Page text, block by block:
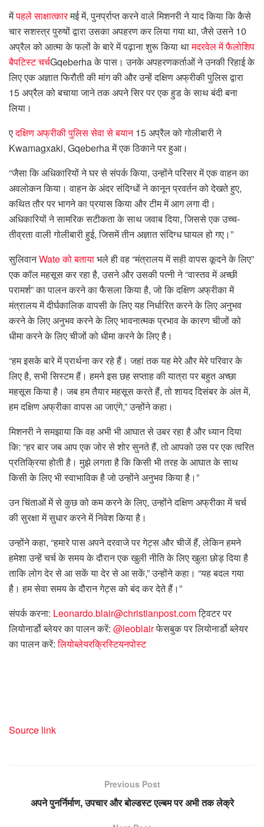
मेंपहले साक्षात्कारमई में, पुनर्प्राप्त करने वाले मिशनरी ने याद किया कि कैसे
चार सशस्त्र पुरुषों द्वारा उसका अपहरण कर लिया गया था, जैसे उसने 10
अप्रैल को आत्मा के फलों के बारे में पढ़ाना शुरू किया थामदरवेल में फैलोशिप
बैपटिस्ट चर्चGqeberha के पास। उनके अपहरणकर्ताओं ने उनकी रिहाई के
लिए एक अज्ञात फिरौती की मांग की और उन्हें दक्षिण अफ्रीकी पुलिस द्वारा
15 अप्रैल को बचाया जाने तक अपने सिर पर एक हुड के साथ बंदी बना
लिया।
एदक्षिण अफ्रीकी पुलिस सेवा से बयान15 अप्रैल को गोलीबारी ने
Kwamagxaki, Gqeberha में एक ठिकाने पर हुआ।
“जैसा कि अधिकारियों ने घर से संपर्क किया, उन्होंने परिसर में एक वाहन का
अवलोकन किया। वाहन के अंदर संदिग्धों ने कानून प्रवर्तन को देखते हुए,
कथित तौर पर भागने का प्रयास किया और टीम में आग लगा दी।
अधिकारियों ने सामरिक सटीकता के साथ जवाब दिया, जिससे एक उच्च-
तीव्रता वाली गोलीबारी हुई, जिसमें तीन अज्ञात संदिग्ध घायल हो गए।”
सुलिवानWate को बतायाभले ही वह “मंत्रालय में सही वापस कूदने के लिए”
एक कॉल महसूस कर रहा है, उसने और उसकी पत्नी ने “वास्तव में अच्छी
परामर्श” का पालन करने का फैसला किया है, जो कि दक्षिण अफ्रीका में
मंत्रालय में दीर्घकालिक वापसी के लिए यह निर्धारित करने के लिए अनुभव
करने के लिए अनुभव करने के लिए भावनात्मक प्रभाव के कारण चीजों को
धीमा करने के लिए चीजों को धीमा करने के लिए है।
“हम इसके बारे में प्रार्थना कर रहे हैं। जहां तक ​​यह मेरे और मेरे परिवार के
लिए है, सभी सिस्टम हैं। हमने इस छह सप्ताह की यात्रा पर बहुत अच्छा
महसूस किया है। जब हम तैयार महसूस करते हैं, तो शायद दिसंबर के अंत में,
हम दक्षिण अफ्रीका वापस आ जाएंगे,” उन्होंने कहा।
मिशनरी ने समझाया कि वह अभी भी आघात से उबर रहा है और ध्यान दिया
कि: “हर बार जब आप एक जोर से शोर सुनते हैं, तो आपको उस पर एक त्वरित
प्रतिक्रिया होती है। मुझे लगता है कि किसी भी तरह के आघात के साथ
किसी के लिए भी स्वाभाविक है जो उन्होंने अनुभव किया है।”
उन चिंताओं में से कुछ को कम करने के लिए, उन्होंने दक्षिण अफ्रीका में चर्च
की सुरक्षा में सुधार करने में निवेश किया है।
उन्होंने कहा, “हमारे पास अपने दरवाजे पर गेट्स और चीजें हैं, लेकिन हमने
हमेशा उन्हें चर्च के समय के दौरान एक खुली नीति के लिए खुला छोड़ दिया है
ताकि लोग देर से आ सकें या देर से आ सकें,” उन्होंने कहा। “यह बदल गया
है। हम सेवा समय के दौरान गेट्स को बंद कर देते हैं।”
संपर्क करना: Leonardo.blair@christianpost.comट्विटर पर
लियोनार्डो ब्लेयर का पालन करें: @leoblairफेसबुक पर लियोनार्डो ब्लेयर
का पालन करें:लियोब्लेयरक्रिस्टियनपोस्ट
Source link
Previous Post
अपने पुनर्निर्माण, उपचार और बोल्डस्ट एल्बम पर अभी तक लेक्रे